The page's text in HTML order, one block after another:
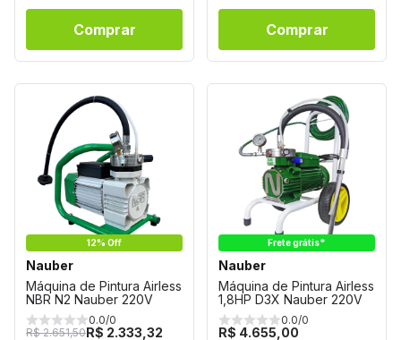
Comprar Comprar
12% Off
Nauber
Máquina de Pintura Airless
NBR N2 Nauber 220V
0.0/0
R$ 2.651,50R$ 2.333,32
Frete grátis*
Nauber
Máquina de Pintura Airless
1,8HP D3X Nauber 220V
0.0/0
R$ 4.655,00